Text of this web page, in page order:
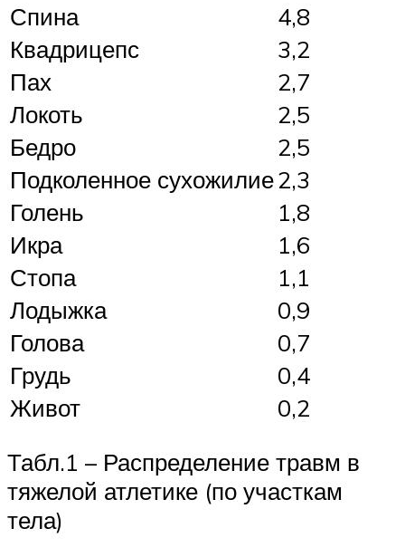
Спина
4,8
Квадрицепс
3,2
Пах
2,7
Локоть
2,5
Бедро
2,5
Подколенное сухожилие2,3
Голень
1,8
Икра
1,6
Стопа
1,1
Лодыжка
0,9
Голова
0,7
Грудь
0,4
Живот
0,2
Табл.1 – Распределение травм в
тяжелой атлетике (по участкам
тела)